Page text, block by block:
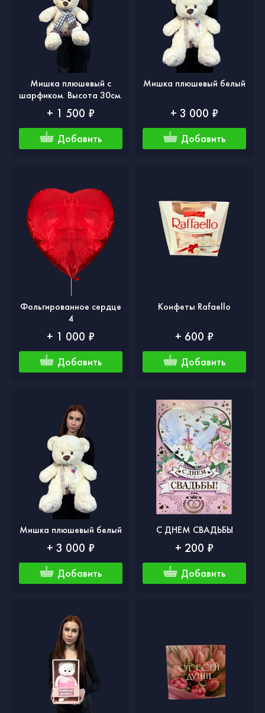
Мишка плюшевый с
шарфиком. Высота 30см.
+ 1 500 ₽
Добавить
Мишка плюшевый белый
+ 3 000 ₽
Добавить
Фольгированное сердце
4
+ 1 000 ₽
Добавить
Конфеты Rafaello
+ 600 ₽
Добавить
Мишка плюшевый белый
+ 3 000 ₽
Добавить
С ДНЕМ СВАДЬБЫ
+ 200 ₽
Добавить